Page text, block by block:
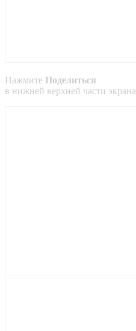
Нажмите Поделиться
в нижней верхней части экрана